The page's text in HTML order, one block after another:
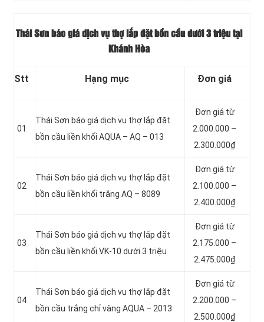
Thái Sơn báo giá dịch vụ thợ lắp đặt bồn cầu dưới 3 triệu tại
Khánh Hòa
Stt Hạng mục Đơn giá
01
Thái Sơn báo giá dịch vụ thợ lắp đặt
bồn cầu liền khối AQUA – AQ – 013
Đơn giá từ
2.000.000 –
2.300.000₫
02
Thái Sơn báo giá dịch vụ thợ lắp đặt
bồn cầu liền khối trắng AQ – 8089
Đơn giá từ
2.100.000 –
2.400.000₫
03
Thái Sơn báo giá dịch vụ thợ lắp đặt
bồn cầu liền khối VK-10 dưới 3 triệu
Đơn giá từ
2.175.000 –
2.475.000₫
04
Thái Sơn báo giá dịch vụ thợ lắp đặt
bồn cầu trắng chỉ vàng AQUA – 2013
Đơn giá từ
2.200.000 –
2.500.000₫